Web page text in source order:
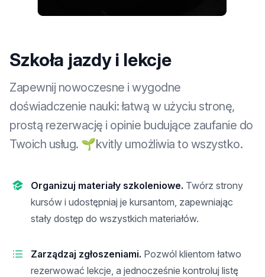
Szkoła jazdy i lekcje
Zapewnij nowoczesne i wygodne
doświadczenie nauki: łatwą w użyciu stronę,
prostą rezerwację i opinie budujące zaufanie do
Twoich usług. 🌱kvitly umożliwia to wszystko.
Organizuj materiały szkoleniowe. Twórz strony
kursów i udostępniaj je kursantom, zapewniając
stały dostęp do wszystkich materiałów.
Zarządzaj zgłoszeniami. Pozwól klientom łatwo
rezerwować lekcje, a jednocześnie kontroluj listę